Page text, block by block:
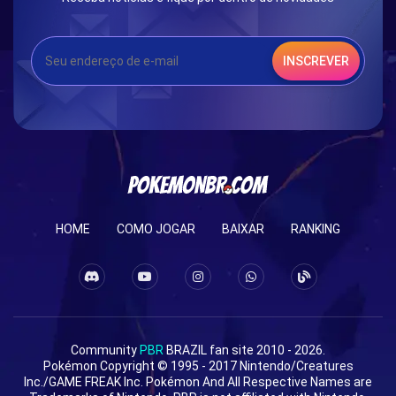
INSCREVER
HOME COMO JOGAR BAIXAR RANKING
Community PBR BRAZIL fan site 2010 - 2026.
Pokémon Copyright © 1995 - 2017 Nintendo/Creatures
Inc./GAME FREAK Inc. Pokémon And All Respective Names are